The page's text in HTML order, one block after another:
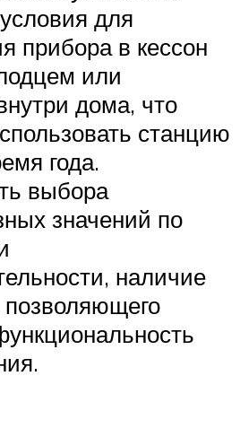
для
прибора в кессон
или
дома, что
станцию
года.
выбора
значений по
наличие
позволяющего